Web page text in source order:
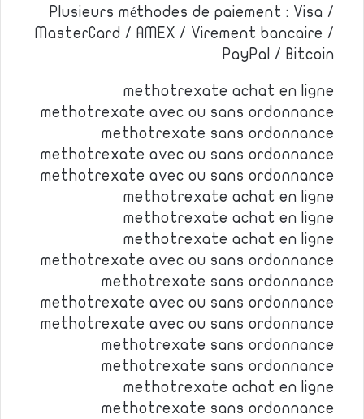
Plusieurs méthodes de paiement : Visa /
MasterCard / AMEX / Virement bancaire /
PayPal / Bitcoin
methotrexate achat en ligne
methotrexate avec ou sans ordonnance
methotrexate sans ordonnance
methotrexate avec ou sans ordonnance
methotrexate avec ou sans ordonnance
methotrexate achat en ligne
methotrexate achat en ligne
methotrexate achat en ligne
methotrexate avec ou sans ordonnance
methotrexate sans ordonnance
methotrexate avec ou sans ordonnance
methotrexate avec ou sans ordonnance
methotrexate sans ordonnance
methotrexate sans ordonnance
methotrexate achat en ligne
methotrexate sans ordonnance